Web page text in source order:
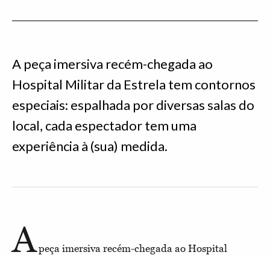
A peça imersiva recém-chegada ao
Hospital Militar da Estrela tem contornos
especiais: espalhada por diversas salas do
local, cada espectador tem uma
experiência à (sua) medida.
Apeça imersiva recém-chegada ao Hospital